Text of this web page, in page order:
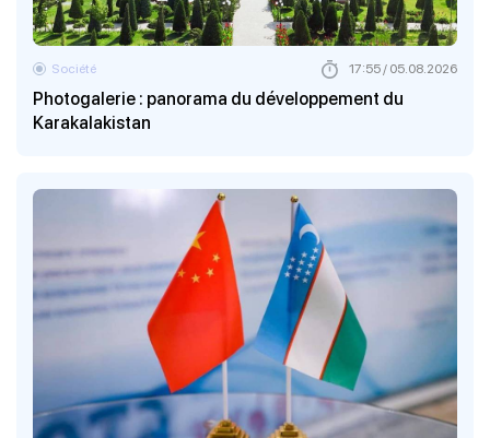
Photogalerie : panorama du développement du
Karakalakistan
Société 17:55 / 05.08.2026